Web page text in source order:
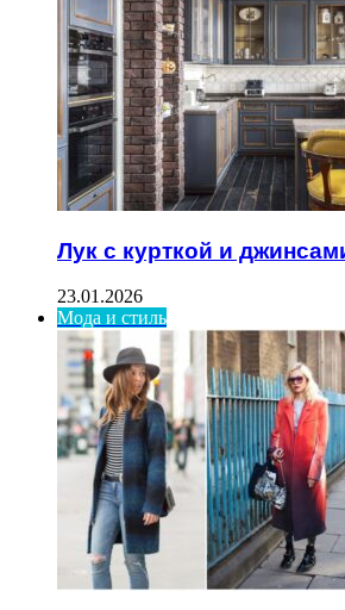
Лук с курткой и
23.01.2026
Мода и стиль